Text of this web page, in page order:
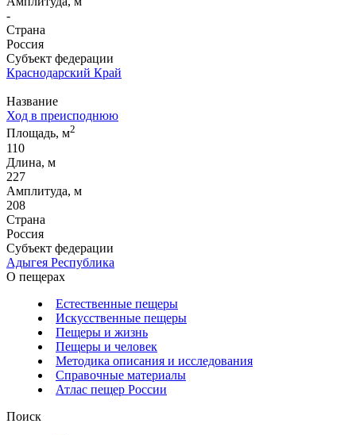
-
Страна
Россия
Субъект федерации
Краснодарский Край
Название
Ход в преисподнюю
Площадь, м2
110
Длина, м
227
Амплитуда, м
208
Страна
Россия
Субъект федерации
Адыгея Республика
О пещерах
Естественные пещеры
Искусственные пещеры
Пещеры и жизнь
Пещеры и человек
Методика описания и исследования
Справочные материалы
Атлас пещер России
Поиск